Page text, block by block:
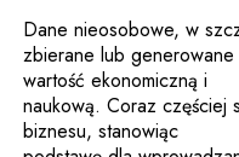
Dane nieosobowe, w
zbierane lub generowane
wartość ekonomiczną i
naukową. Coraz częściej
biznesu, stanowiąc